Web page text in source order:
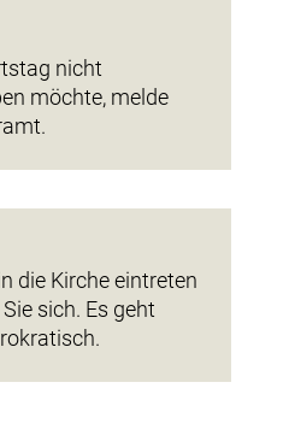
nicht
möchte, melde
die Kirche eintreten
sich. Es geht